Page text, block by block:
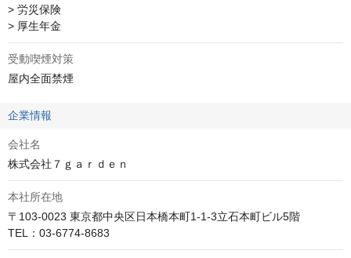
> 労災保険
> 厚生年金
受動喫煙対策
屋内全面禁煙
企業情報
会社名
株式会社７ｇａｒｄｅｎ
本社所在地
〒103-0023 東京都中央区日本橋本町1-1-3立石本町ビル5階
TEL：03-6774-8683